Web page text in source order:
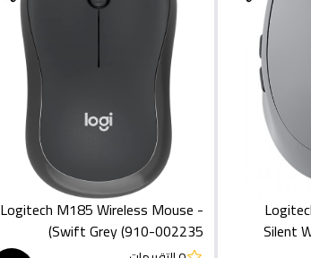
Silent
Logitech M185 Wireless Mouse -
Swift Grey (910-002235)